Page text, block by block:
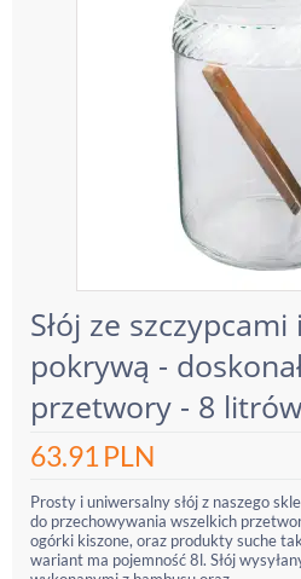
Słój ze
pokrywą -
przetwory - 8 litrów
63.91 PLN
Prosty i uniwersalny słój z naszego
do przechowywania wszelkich
ogórki kiszone, oraz produkty suche
wariant ma pojemność 8l. Słój